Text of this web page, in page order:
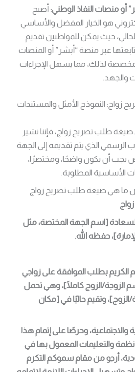
أو منصات النفاذ الوطني: أصبح
هو الخيار المفضل والأساسي
حيث يمكن للمواطنين تقديم
عبر منصة “أبشر” أو المنصات
لذلك، مما يسهل الإجراءات
والجهد.
النموذج الأمثل والمستندات
طلب تصريح زواج، فإننا نشير
الرسمي الذي يتم تقديمه إلى الجهة
يجب أن يكون واضحًا، ومختصرًا،
الأساسية المطلوبة.
ما هي صيغة طلب تصريح زواج
[اسم الجهة المختصة، مثل
حفظه الله.
بطلب الموافقة على زواجي
الزوجة/الزوج كاملًا]، وهي تحمل
وتقيم حاليًا في [مكان
وحرصًا على إتمام هذا
والتعليمات المعمول بها في
أرجو من مقام سموكم التكرم